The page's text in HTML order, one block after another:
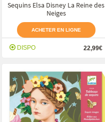
Sequins Elsa Disney La Reine des
Neiges
ACHETER EN LIGNE
DISPO 22,99€